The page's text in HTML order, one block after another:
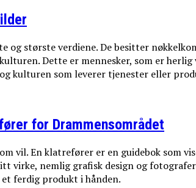
og største verdiene. De besitter
Dette er mennesker, som er
kulturen som leverer tjenester eller
for Drammensområdet
vil. En klatrefører er en guidebok som
virke, nemlig grafisk design og
ferdig produkt i hånden.